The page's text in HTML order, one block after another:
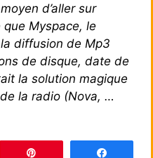
d’aller sur
Myspace, le
diffusion de Mp3
de disque, date de
la solution magique
la radio (Nova, …